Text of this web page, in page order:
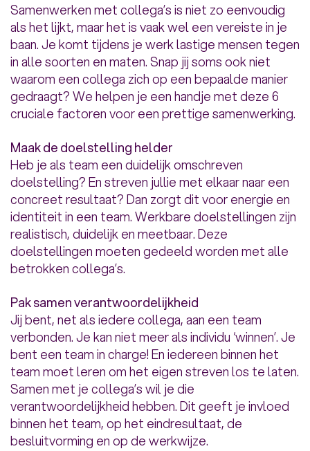
Samenwerken met collega’s is niet zo eenvoudig
als het lijkt, maar het is vaak wel een vereiste in je
baan. Je komt tijdens je werk lastige mensen tegen
in alle soorten en maten. Snap jij soms ook niet
waarom een collega zich op een bepaalde manier
gedraagt? We helpen je een handje met deze 6
cruciale factoren voor een prettige samenwerking.
Maak de doelstelling helder
Heb je als team een duidelijk omschreven
doelstelling? En streven jullie met elkaar naar een
concreet resultaat? Dan zorgt dit voor energie en
identiteit in een team. Werkbare doelstellingen zijn
realistisch, duidelijk en meetbaar. Deze
doelstellingen moeten gedeeld worden met alle
betrokken collega’s.
Pak samen verantwoordelijkheid
Jij bent, net als iedere collega, aan een team
verbonden. Je kan niet meer als individu ‘winnen’. Je
bent een team in charge! En iedereen binnen het
team moet leren om het eigen streven los te laten.
Samen met je collega’s wil je die
verantwoordelijkheid hebben. Dit geeft je invloed
binnen het team, op het eindresultaat, de
besluitvorming en op de werkwijze.